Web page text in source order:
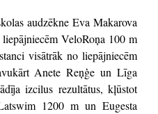
audzēkne Eva Makarova
VeloRoņa 100 m
visātrāk no liepājniecēm
Anete Reņģe un Līga
izcilus rezultātus, kļūstot
1200 m un Eugesta